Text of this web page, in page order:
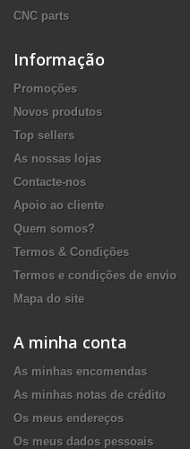
CNC parts
Informação
Promoções
Novos produtos
Top sellers
As nossas lojas
Contacte-nos
Apoio ao cliente
Quem somos?
Termos & Condições
Termos e condições de envio
Mapa do site
A minha conta
As minhas encomendas
As minhas notas de crédito
Os meus endereços
Os meus dados pessoais